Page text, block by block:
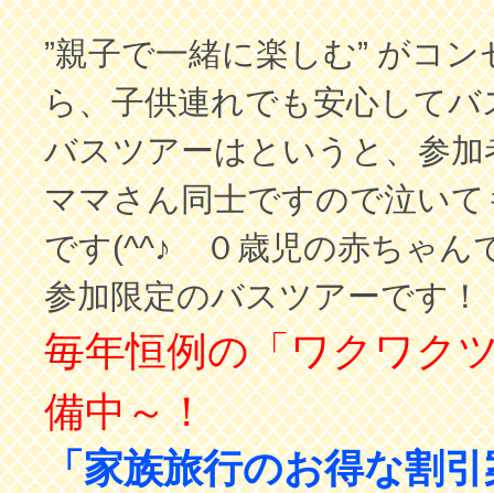
”親子で一緒に楽しむ” がコ
ら、子供連れでも安心して
バスツアーはというと、参
ママさん同士ですので泣い
です(^^♪ ０歳児の赤ちゃん
参加限定のバスツアーです！
毎年恒例の「ワクワク
備中～！
「家族旅行のお得な割